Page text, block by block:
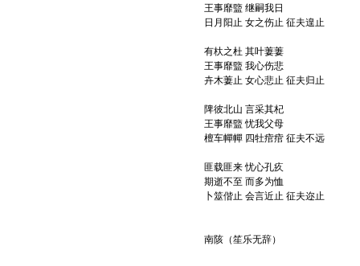
王事靡盬 继嗣我日
日月阳止 女之伤止 征夫遑止
有杕之杜 其叶萋萋
王事靡盬 我心伤悲
卉木萋止 女心悲止 征夫归止
陴彼北山 言采其杞
王事靡盬 忧我父母
檀车幝幝 四牡痯痯 征夫不远
匪载匪来 忧心孔疚
期逝不至 而多为恤
卜筮偕止 会言近止 征夫迩止
南陔（笙乐无辞）